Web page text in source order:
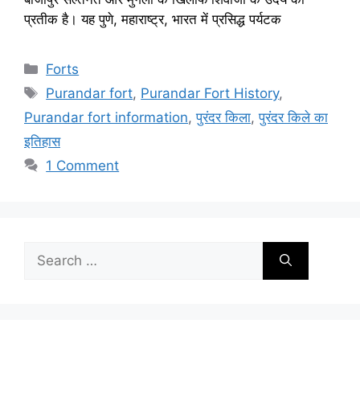
प्रतीक है। यह पुणे, महाराष्ट्र, भारत में प्रसिद्ध पर्यटक
Categories
Forts
Tags
Purandar fort, Purandar Fort History,
Purandar fort information,पुरंदर किला,पुरंदर किले का
इतिहास
1 Comment
for: